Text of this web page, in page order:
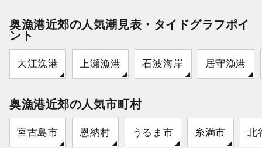
奥漁港近郊の人気潮見表・タイドグラフポイ
ント
大江漁港 上瀬漁港 石波海岸 居守漁港
奥漁港近郊の人気市町村
宮古島市 恩納村 うるま市 糸満市 北